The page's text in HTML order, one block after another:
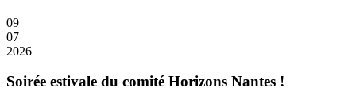
09
07
2026
Soirée estivale du comité Horizons Nantes !